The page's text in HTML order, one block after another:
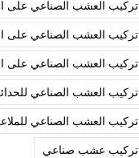
تركيب العشب الصناعي على
تركيب العشب الصناعي على
تركيب العشب الصناعي على
تركيب العشب الصناعي
تركيب العشب الصناعي
تركيب عشب صناعي